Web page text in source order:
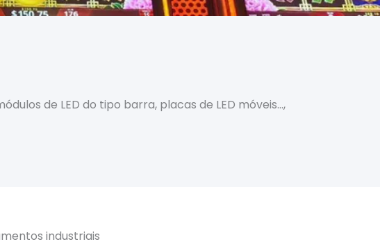
de LED do tipo barra, placas de LED móveis…,
industriais